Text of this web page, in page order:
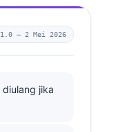
— 2 Mei 2026
jika